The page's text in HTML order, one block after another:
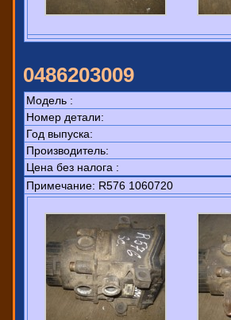
0486203009
Модель :
Номер детали:
Год выпуска:
Производитель:
Цена без налога :
Примечание: R576 1060720